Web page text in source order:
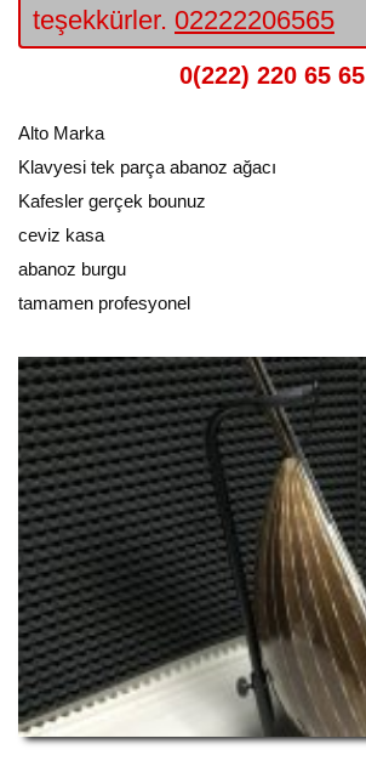
teşekkürler. 02222206565
0(222) 220 65 65
Alto Marka
Klavyesi tek parça abanoz ağacı
Kafesler gerçek bounuz
ceviz kasa
abanoz burgu
tamamen profesyonel